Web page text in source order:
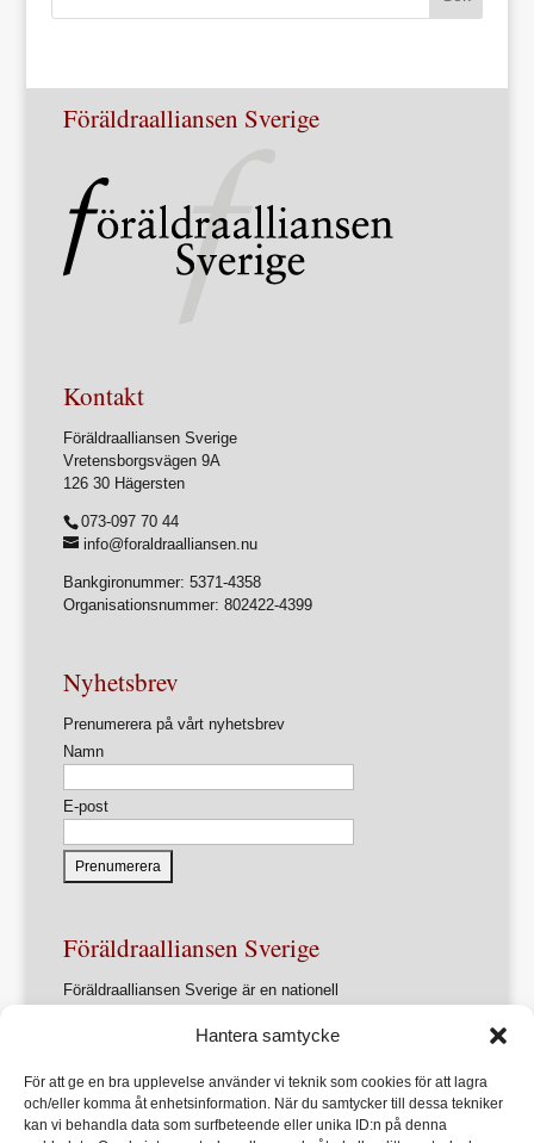
Hantera samtycke
För att ge en bra upplevelse använder vi teknik som cookies för att lagra
och/eller komma åt enhetsinformation. När du samtycker till dessa tekniker
kan vi behandla data som surfbeteende eller unika ID:n på denna
Föräldraalliansen Sverige
Kontakt
Föräldraalliansen Sverige
Vretensborgsvägen 9A
126 30 Hägersten
073-097 70 44
info@foraldraalliansen.nu
Bankgironummer: 5371-4358
Organisationsnummer: 802422-4399
Nyhetsbrev
Prenumerera på vårt nyhetsbrev
Namn
E-post
Föräldraalliansen Sverige
Föräldraalliansen Sverige är en nationell
föräldrasammanslutningar.
Förbundets övergripande ändamål är att ur ett
föräldraperspektiv verka för en utveckling av samhället
som främjar varje barns allsidiga utveckling, lärande och